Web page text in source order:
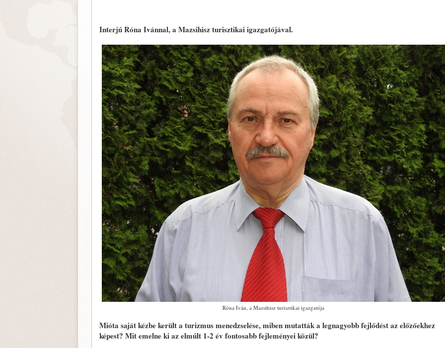
Interjú Róna Ivánnal, a Mazsihisz turisztikai igazgatójával.
Róna Iván, a Mazsihisz turisztikai igazgatója
Mióta saját kézbe került a turizmus menedzselése, miben mutatták a legnagyobb fejlődést az előzőekhez
képest? Mit emelne ki az elmúlt 1-2 év fontosabb fejleményei közül?